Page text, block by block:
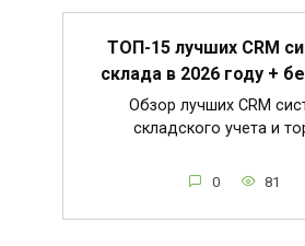
ТОП-15 лучших CRM
склада в 2026 году +
Обзор лучших CRM
складского учета и
0 81